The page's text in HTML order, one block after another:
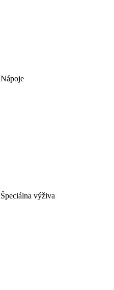
Nápoje
Špeciálna výživa